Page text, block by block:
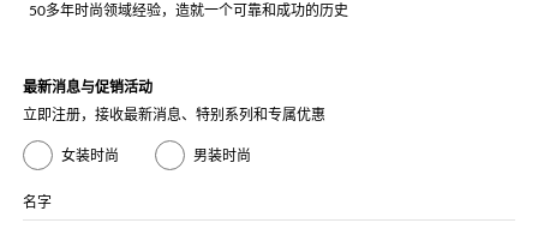
50多年时尚领域经验，造就一个可靠和成功的历史
最新消息与促销活动
立即注册，接收最新消息、特别系列和专属优惠
女装时尚 男装时尚
名字